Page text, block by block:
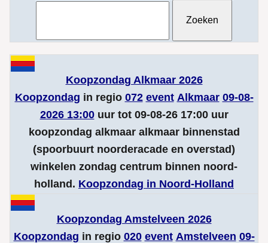
Koopzondag Alkmaar 2026
Koopzondag in regio 072 event Alkmaar 09-08-
2026 13:00uur tot 09-08-26 17:00 uur
koopzondag alkmaar alkmaar binnenstad
(spoorbuurt noorderacade en overstad)
winkelen zondag centrum binnen noord-
holland. Koopzondag in Noord-Holland
Koopzondag Amstelveen 2026
Koopzondag in regio 020 event Amstelveen 09-